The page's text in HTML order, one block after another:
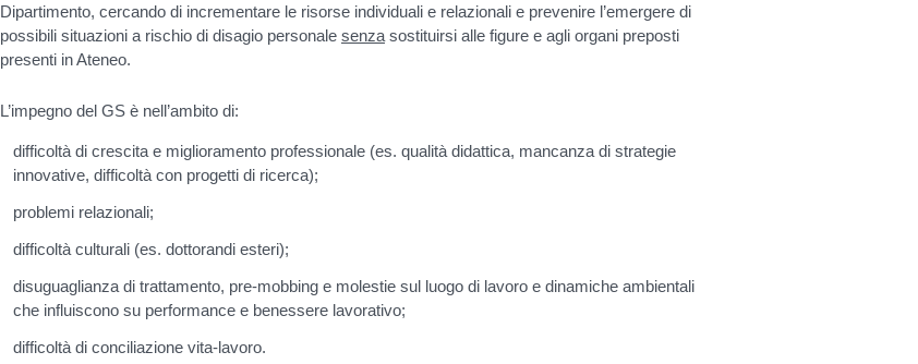
Dipartimento, cercando di incrementare le risorse individuali e relazionali e prevenire l’emergere di
possibili situazioni a rischio di disagio personale senza sostituirsi alle figure e agli organi preposti
presenti in Ateneo.
L’impegno del GS è nell’ambito di:
difficoltà di crescita e miglioramento professionale (es. qualità didattica, mancanza di strategie
innovative, difficoltà con progetti di ricerca);
problemi relazionali;
difficoltà culturali (es. dottorandi esteri);
disuguaglianza di trattamento, pre-mobbing e molestie sul luogo di lavoro e dinamiche ambientali
che influiscono su performance e benessere lavorativo;
difficoltà di conciliazione vita-lavoro.